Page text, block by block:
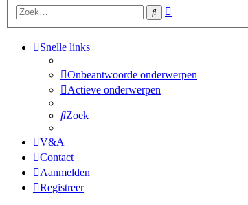
Zoek
Snelle links
Onbeantwoorde onderwerpen
Actieve onderwerpen
Zoek
V&A
Contact
Aanmelden
Registreer